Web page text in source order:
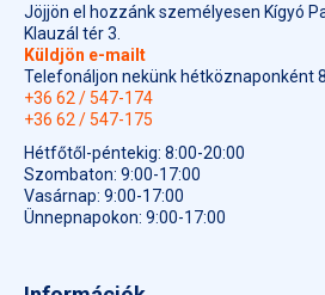
Jöjjön el hozzánk személyesen Kígyó
Klauzál tér 3.
Küldjön e-mailt
Telefonáljon nekünk hétköznaponként
+36 62 / 547-174
+36 62 / 547-175
Hétfőtől-péntekig: 8:00-20:00
Szombaton: 9:00-17:00
Vasárnap: 9:00-17:00
Ünnepnapokon: 9:00-17:00